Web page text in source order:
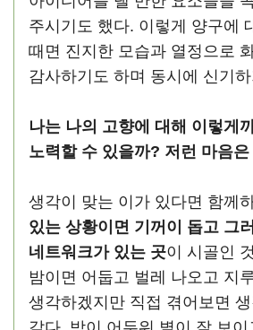
주시기도 했다. 이렇게 양구에
때면 진지한 모습과 열정으로
감사하기도 하며 동시에 신기
나는 나의 고향에 대해 이렇게
노력할 수 있을까? 저런 마음
생각이 맞는 이가 있다면 함께
있는 상황이면 기꺼이 돕고 그
네트워크가 있는 곳이 시골인
밤이면 어둡고 벌레 나오고 지
생각하겠지만 직접 겪어보면